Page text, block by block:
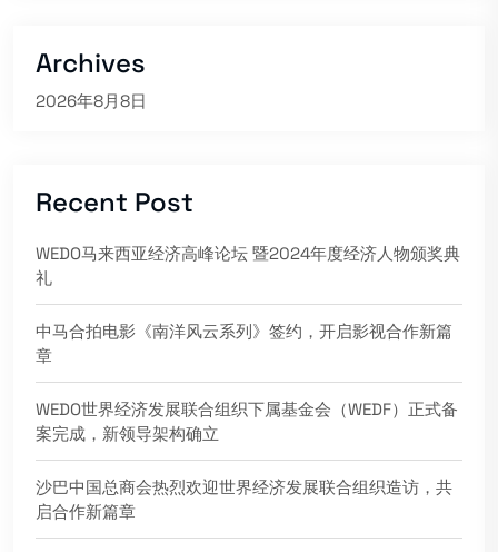
Archives
2026年8月8日
Recent Post
WEDO马来西亚经济高峰论坛 暨2024年度经济人物颁奖典
礼
中马合拍电影《南洋风云系列》签约，开启影视合作新篇
章
WEDO世界经济发展联合组织下属基金会（WEDF）正式备
案完成，新领导架构确立
沙巴中国总商会热烈欢迎世界经济发展联合组织造访，共
启合作新篇章